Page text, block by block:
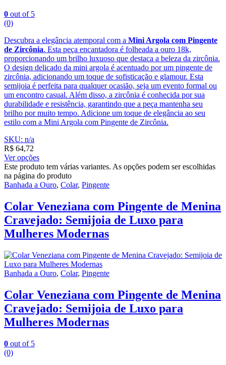
0 out of 5
(0)
Descubra a elegância atemporal com a Mini Argola com Pingente
de Zircônia. Esta peça encantadora é folheada a ouro 18k,
proporcionando um brilho luxuoso que destaca a beleza da zircônia.
O design delicado da mini argola é acentuado por um pingente de
zircônia, adicionando um toque de sofisticação e glamour. Esta
semijoia é perfeita para qualquer ocasião, seja um evento formal ou
um encontro casual. Além disso, a zircônia é conhecida por sua
durabilidade e resistência, garantindo que a peça mantenha seu
brilho por muito tempo. Adicione um toque de elegância ao seu
estilo com a Mini Argola com Pingente de Zircônia.
SKU: n/a
R$ 64,72
Ver opções
Este produto tem várias variantes. As opções podem ser escolhidas
na página do produto
Banhada a Ouro, Colar, Pingente
Colar Veneziana com Pingente de Menina
Cravejado: Semijoia de Luxo para
Mulheres Modernas
Banhada a Ouro, Colar, Pingente
Colar Veneziana com Pingente de Menina
Cravejado: Semijoia de Luxo para
Mulheres Modernas
0 out of 5
(0)